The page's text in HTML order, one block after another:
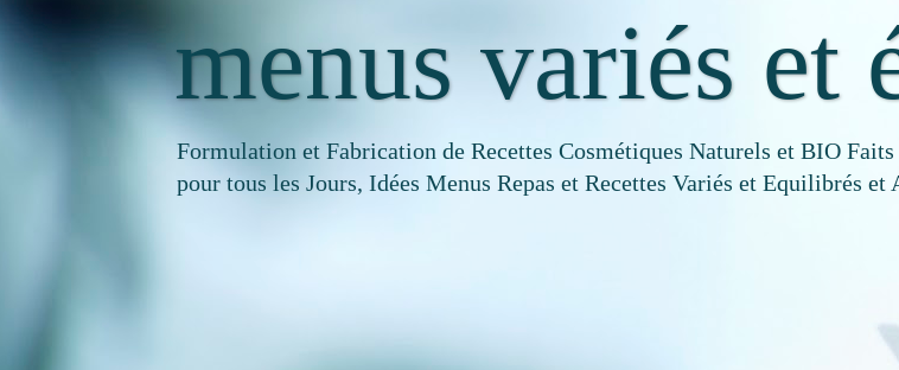
menus variés et
Formulation et Fabrication de Recettes Cosmétiques Naturels et BIO
pour tous les Jours, Idées Menus Repas et Recettes Variés et Equilibrés et